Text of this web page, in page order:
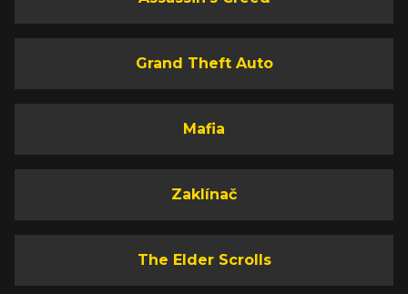
Grand Theft Auto
Mafia
Zaklínač
The Elder Scrolls